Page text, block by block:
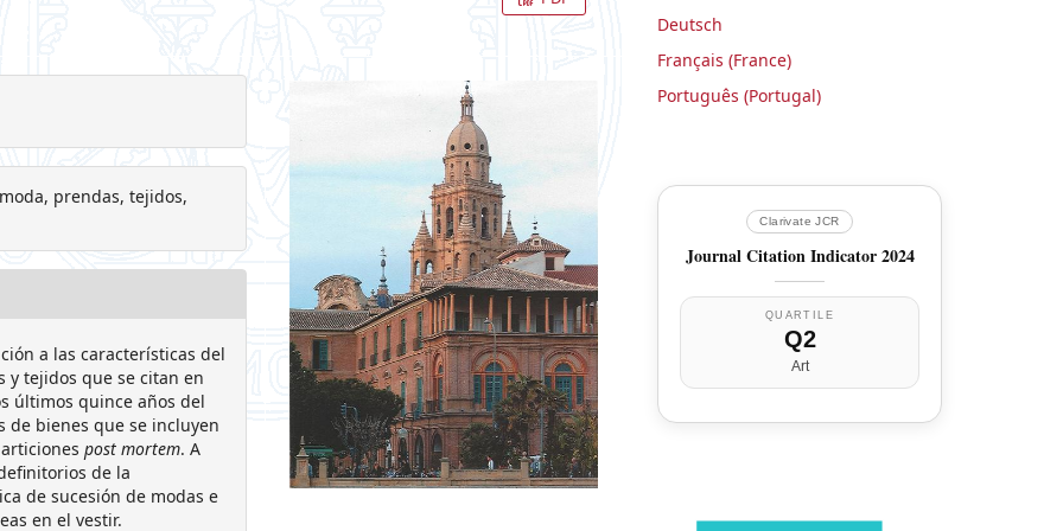
prendas, tejidos,
a las características del
y tejidos que se citan en
últimos quince años del
de bienes que se incluyen
post mortem. A
de la
de sucesión de modas e
en el vestir.
Deutsch
Français (France)
Português (Portugal)
Clarivate JCR
Journal Citation Indicator 2024
QUARTILE
Q2
Art